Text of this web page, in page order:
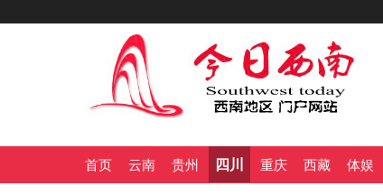
首页 云南 贵州 四川 重庆 西藏 体娱